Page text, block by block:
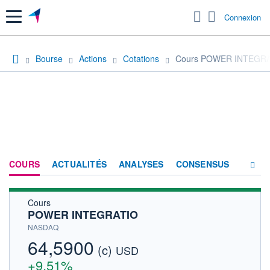
Menu Connexion
Bourse Actions Cotations Cours POWER
COURS ACTUALITÉS ANALYSES CONSENSUS
ACTIONNAIRES
Cours
POWER INTEGRATIO
NASDAQ
64,5900 (c) USD
+9,51%